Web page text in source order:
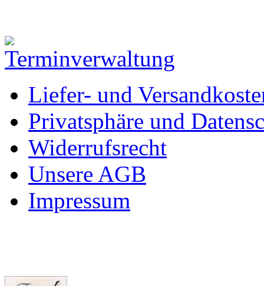
Liefer- und
Privatsphäre und
Widerrufsrecht
Unsere AGB
Impressum